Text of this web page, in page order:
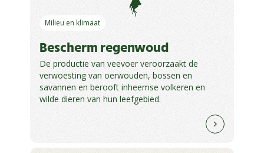
Milieu en klimaat
Bescherm regenwoud
De productie van veevoer veroorzaakt de
verwoesting van oerwouden, bossen en
savannen en berooft inheemse volkeren en
wilde dieren van hun leefgebied.